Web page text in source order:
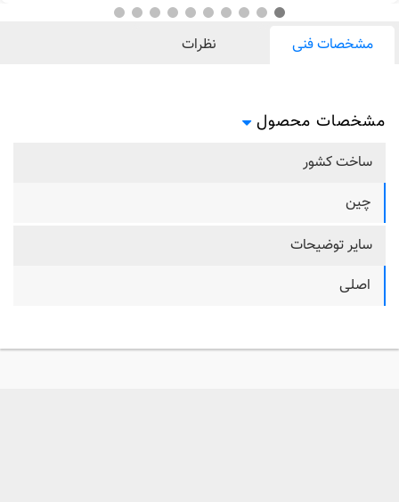
مشخصات فنی نظرات
مشخصات محصول
ساخت کشور
چین
سایر توضیحات
اصلی